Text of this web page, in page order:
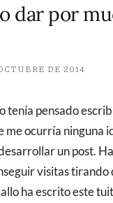
dar por
DE 2014
me ocurría ninguna
un post.
visitas tirando
ha escrito este